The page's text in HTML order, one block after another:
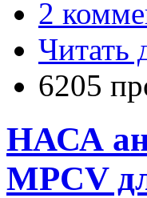
2
Читать
6205
НАСА
MPCV